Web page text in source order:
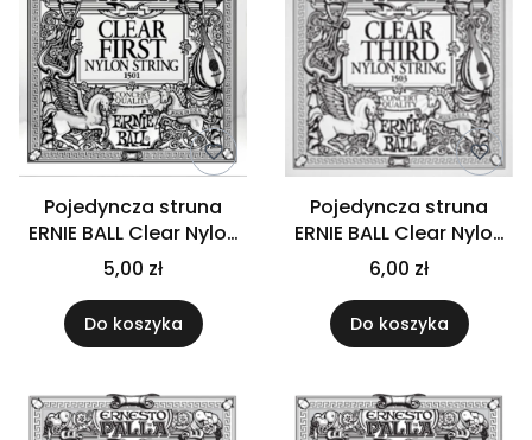
Pojedyncza struna
ERNIE BALL Clear Nylon
E1
5,00 zł
Do koszyka
Pojedyncza struna
ERNIE BALL Clear Nylon
G3
6,00 zł
Do koszyka